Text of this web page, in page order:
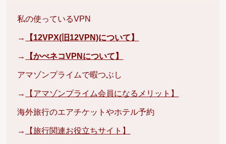
私の使っているVPN
→ 【12VPX(旧12VPN)について】
→ 【かべネコVPNについて】
アマゾンプライムで暇つぶし
→ 【アマゾンプライム会員になるメリット】
海外旅行のエアチケットやホテル予約
→ 【旅行関連お役立ちサイト】